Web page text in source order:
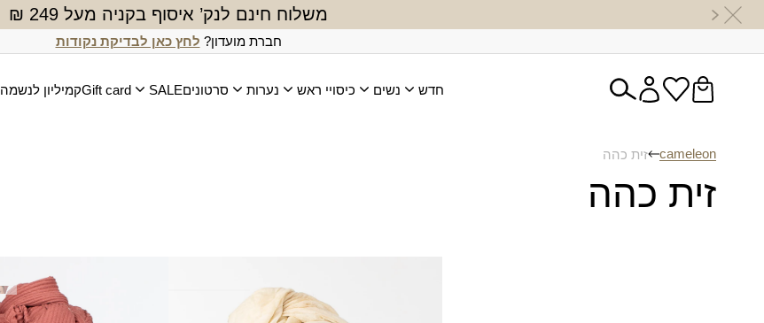
משלוח חינם לנק’ איסוף בקניה מעל 249 ₪
חברת מועדון? לחץ כאן לבדיקת נקודות
חדש נשים כיסויי ראש נערות סרטוניםSALE
Gift cardקמיליון לנשמה
cameleon זית כהה
זית כהה
צעיף פליסה חדש